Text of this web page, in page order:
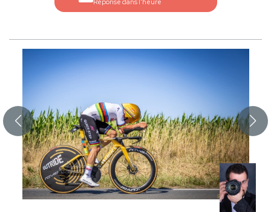
Réponse dans l'heure